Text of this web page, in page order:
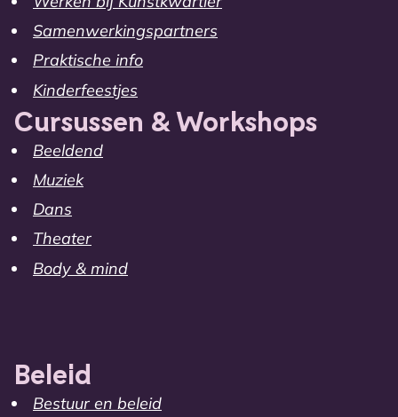
Samenwerkingspartners
Praktische info
Kinderfeestjes
Cursussen & Workshops
Beeldend
Muziek
Dans
Theater
Body & mind
Beleid
Bestuur en beleid